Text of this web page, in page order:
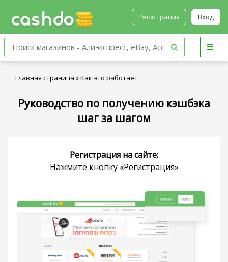
Регистрация Вход
Главная страница »Как это работает
Руководство по получению кэшбэка
шаг за шагом
Регистрация на сайте:
Нажмите кнопку «Регистрация»